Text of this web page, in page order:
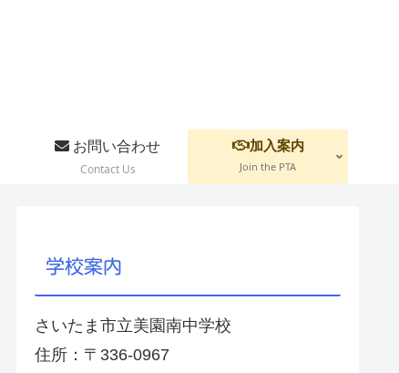
お問い合わせ
Contact Us
加入案内
Join the PTA
学校案内
さいたま市立美園南中学校
住所：〒336-0967